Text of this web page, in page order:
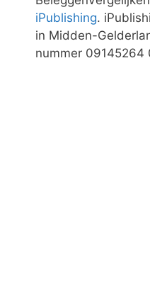
iPublishing.
in Midden-
nummer 09145264